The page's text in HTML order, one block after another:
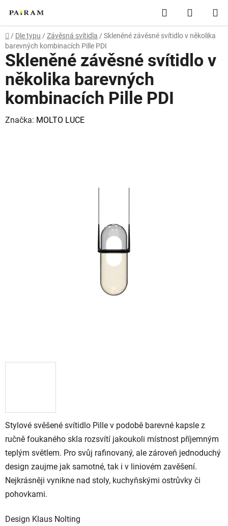
obsah
Hledat
KOŠÍK
Domů
/ Dle typu / Závěsná svítidla / Skleněné závěsné svítidlo v několika
barevných kombinacích Pille PDI
Stylové svěšené svítidlo Pille v podobě barevné kapsle z
ručně foukaného skla rozsvítí jakoukoli místnost příjemným
teplým světlem. Pro svůj rafinovaný, ale zároveň jednoduchý
design zaujme jak samotné, tak i v liniovém zavěšení.
Nejkrásněji vynikne nad stoly, kuchyňskými ostrůvky či
pohovkami.
Design Klaus Nolting
Skleněné závěsné svítidlo v
několika barevných
kombinacích Pille PDI
Značka: MOLTO LUCE